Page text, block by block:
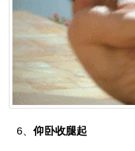
6、仰卧收腿起